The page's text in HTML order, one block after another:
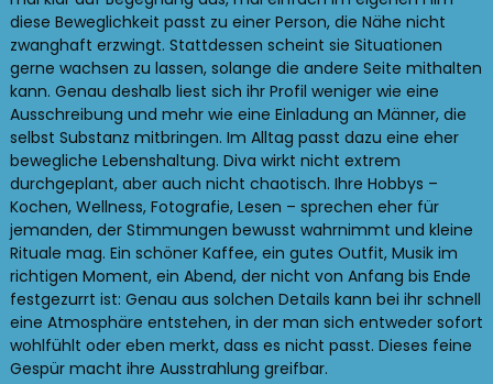
diese Beweglichkeit passt zu einer Person, die Nähe nicht
zwanghaft erzwingt. Stattdessen scheint sie Situationen
gerne wachsen zu lassen, solange die andere Seite mithalten
kann. Genau deshalb liest sich ihr Profil weniger wie eine
Ausschreibung und mehr wie eine Einladung an Männer, die
selbst Substanz mitbringen. Im Alltag passt dazu eine eher
bewegliche Lebenshaltung. Diva wirkt nicht extrem
durchgeplant, aber auch nicht chaotisch. Ihre Hobbys –
Kochen, Wellness, Fotografie, Lesen – sprechen eher für
jemanden, der Stimmungen bewusst wahrnimmt und kleine
Rituale mag. Ein schöner Kaffee, ein gutes Outfit, Musik im
richtigen Moment, ein Abend, der nicht von Anfang bis Ende
festgezurrt ist: Genau aus solchen Details kann bei ihr schnell
eine Atmosphäre entstehen, in der man sich entweder sofort
wohlfühlt oder eben merkt, dass es nicht passt. Dieses feine
Gespür macht ihre Ausstrahlung greifbar.